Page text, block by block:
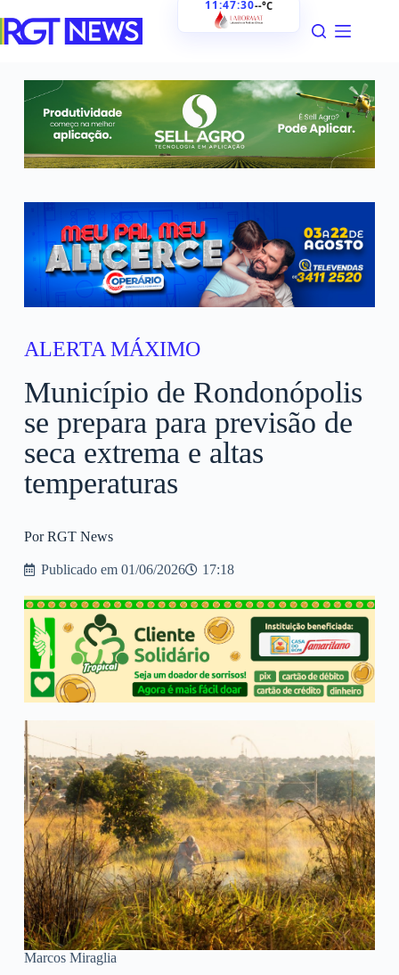
11:47:31--°C
ALERTA MÁXIMO
Município de Rondonópolis
se prepara para previsão de
seca extrema e altas
temperaturas
Por RGT News
Publicado em 01/06/2026 17:18
Marcos Miraglia